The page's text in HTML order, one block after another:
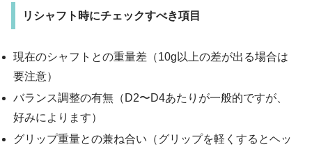
リシャフト時にチェックすべき項目
現在のシャフトとの重量差（10g以上の差が出る場合は
要注意）
バランス調整の有無（D2〜D4あたりが一般的ですが、
好みによります）
グリップ重量との兼ね合い（グリップを軽くするとヘッ